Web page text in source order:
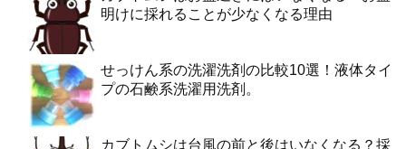
明けに採れることが少なくなる理由
せっけん系の洗濯洗剤の比較10選！液体タイ
プの石鹸系洗濯用洗剤。
カブトムシは台風の前と後はいなくなる？採